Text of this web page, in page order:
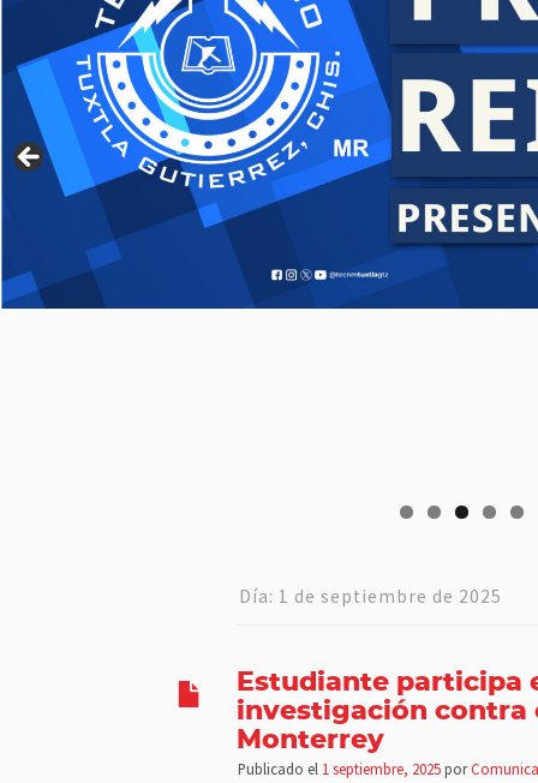
Día: 1 de septiembre de 2025
Estudiante participa
investigación contra
Monterrey
Publicado el 1 septiembre, 2025por